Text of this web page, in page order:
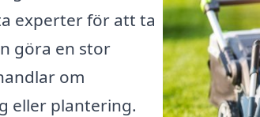
experter för att ta
göra en stor
om
eller plantering.